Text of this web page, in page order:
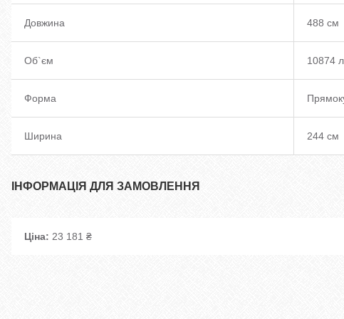
Довжина 488 см
Об`єм 10874 л
Форма
Ширина 244 см
ІНФОРМАЦІЯ ДЛЯ ЗАМОВЛЕННЯ
Ціна: 23 181 ₴